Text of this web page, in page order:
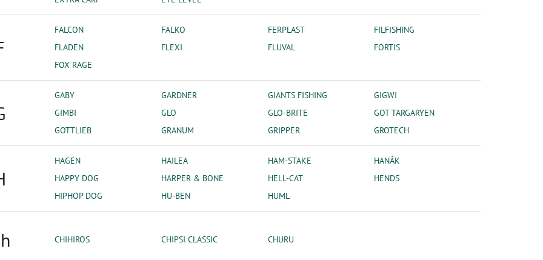
FALCON FALKO FERPLAST
FILFISHING
FLADEN
FLEXI FLUVAL
FORTIS
FOX RAGE
GABY GARDNER GIANTS FISHING
GIGWI
GIMBI
GLO GLO-BRITE
GOT TARGARYEN
GOTTLIEB
GRANUM GRIPPER GROTECH
HAGEN HAILEA HAM-STAKE
HANÁK
HAPPY DOG
HARPER & BONE HELL-CAT
HENDS
HIPHOP DOG
HU-BEN HUML
CHIHIROS CHIPSI CLASSIC CHURU